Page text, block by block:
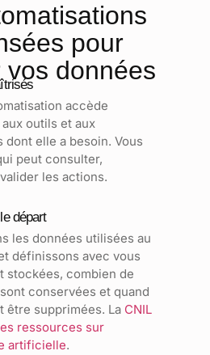
pour
vos données
accède
outils et aux
dont elle a besoin. Vous
peut consulter,
les actions.
départ
les données utilisées au
définissons avec vous
stockées, combien de
conservées et quand
être supprimées. La CNIL
ressources sur
artificielle.